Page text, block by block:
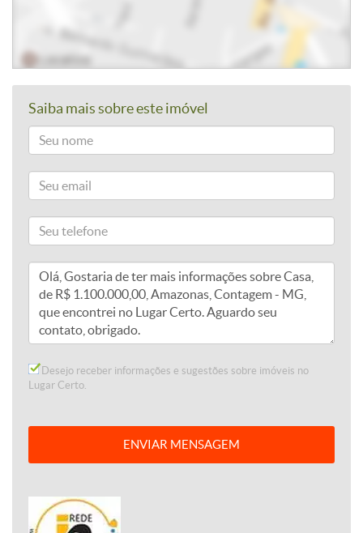
Saiba mais sobre este imóvel
Desejo receber informações e sugestões sobre imóveis no
Lugar Certo.
ENVIAR MENSAGEM